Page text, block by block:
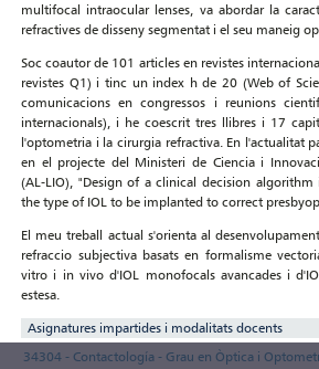
multifocal intraocular lenses, va abordar la
refractives de disseny segmentat i el seu maneig
Soc coautor de 101 articles en revistes
revistes Q1) i tinc un index h de 20 (Web of
comunicacions en congressos i reunions
internacionals), i he coescrit tres llibres i 17
l'optometria i la cirurgia refractiva. En l'actualitat
en el projecte del Ministeri de Ciencia i
(AL-LIO), "Design of a clinical decision
the type of IOL to be implanted to correct
El meu treball actual s'orienta al
refraccio subjectiva basats en formalisme
vitro i in vivo d'IOL monofocals avancades i
estesa.
Asignatures impartides i modalitats docents
34304 - Contactología - Grau en Òptica i